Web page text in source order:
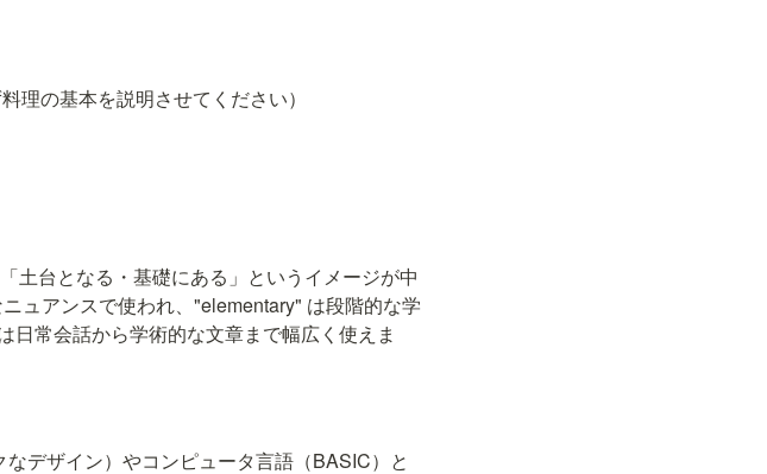
理の基本を説明させてください）
土台となる・基礎にある」というイメージが中
ュアンスで使われ、"elementary" は段階的な学
常会話から学術的な文章まで幅広く使えま
デザイン）やコンピュータ言語（BASIC）と